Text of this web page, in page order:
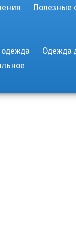
Полезные
одежда
Одежда